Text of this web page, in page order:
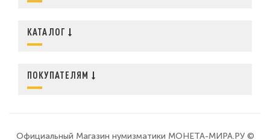
КАТАЛОГ
ПОКУПАТЕЛЯМ
Официальный Магазин нумизматики МОНЕТА-МИРА.РУ ©